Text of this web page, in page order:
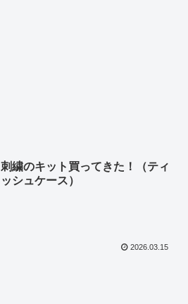
刺繍のキット買ってきた！（ティ
ッシュケース）
2026.03.15